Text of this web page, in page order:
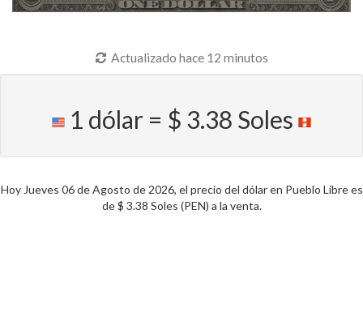
Actualizado hace 12 minutos
1 dólar = $ 3.38 Soles
Hoy Jueves 06 de Agosto de 2026, el precio del dólar en Pueblo Libre es
de $ 3.38 Soles (PEN) a la venta.